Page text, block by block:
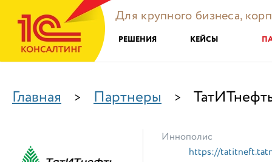
Для крупного бизнеса,
РЕШЕНИЯ КЕЙСЫ
Главная > Партнеры >
Иннополис
https://